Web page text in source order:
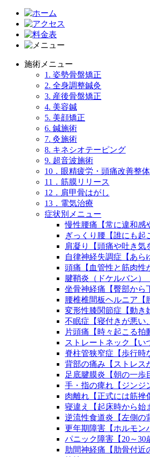
施術メニュー
1. 姿勢骨盤矯正
2. 全身調整鍼灸
3. 産後骨盤矯正
4. 美容鍼
5. 美顔矯正
6. 鍼施術
7. 灸施術
8. キネシオテーピング
9. 超音波施術
10．眼精疲労・頭痛改善整体
11．筋膜リリース
12．肩甲骨はがし
13．電気治療
症状別メニュー
慢性腰痛【常に違和感
ぎっくり腰【誰にも起
肩凝り【頭痛や吐き気
自律神経失調症【あら
頭痛【血管性と筋肉性
腱鞘炎（ドケルバン）
坐骨神経痛【臀部から
腰椎椎間板ヘルニア【
変形性膝関節症【動き
不眠症【寝付きが悪い
片頭痛【時々起こる拍
ストレートネック【い
脊柱管狭窄症【歩行時
背部の痛み【ストレス
足底腱膜炎【朝の一歩
手・指の痺れ【ジンジ
肉離れ【正式には筋挫
寝違え【起床時から始
逆流性食道炎【左側の
更年期障害【ホルモン
パニック障害【20～30
肋間神経痛【肋骨付近